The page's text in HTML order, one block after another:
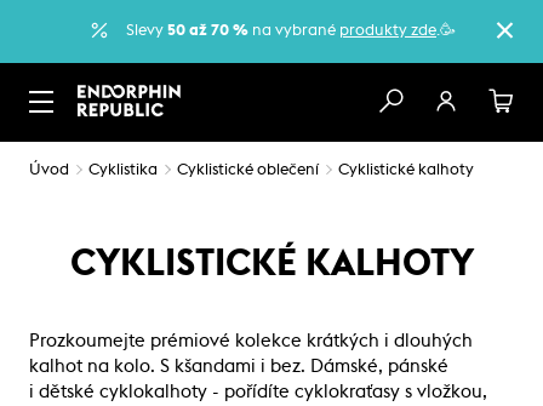
Slevy 50 až 70 % na vybrané produkty zde.🥳
Úvod Cyklistika Cyklistické oblečení Cyklistické kalhoty
CYKLISTICKÉ KALHOTY
Prozkoumejte prémiové kolekce krátkých i dlouhých
kalhot na kolo. S kšandami i bez. Dámské, pánské
i dětské cyklokalhoty - pořídíte cyklokraťasy s vložkou,